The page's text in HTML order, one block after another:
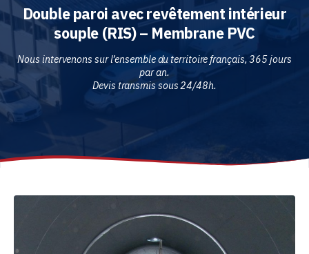
Double paroi avec revêtement intérieur
souple (RIS) – Membrane PVC
Nous intervenons sur l’ensemble du territoire français, 365 jours
par an.
Devis transmis sous 24/48h.